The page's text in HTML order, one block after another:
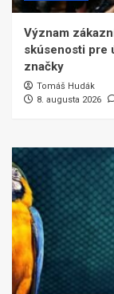
Význam
skúsenosti pre
značky
Tomáš Hudák
8. augusta 2026